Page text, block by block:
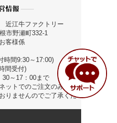
江牛ファクトリー
市野瀬町332-1
客様係
時間9:30～17:00)
間受付)
～17：00まで
ットでのご注文のみ適応
りませんのでご了承くだ